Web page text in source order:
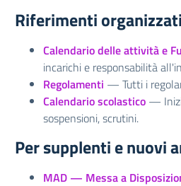
Riferimenti
Calendario delle attività e
incarichi e responsabilità
Regolamenti — Tutti i
Calendario scolastico —
sospensioni, scrutini.
Per supplenti e nuovi
MAD — Messa a